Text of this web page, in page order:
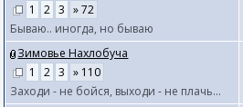
1
2 3
» 72
Бываю.. иногда, но бываю
Зимовье Нахлобуча
1
2 3
» 110
Заходи - не бойся, выходи - не плачь...